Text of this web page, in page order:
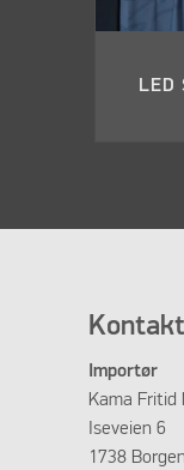
LED
Importør
Kama Fritid
Iseveien 6
1738